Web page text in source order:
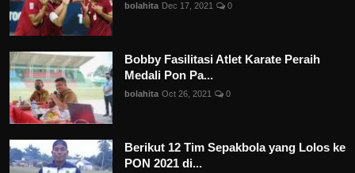
bolahita Dec 17, 2021 0
Bobby Fasilitasi Atlet Karate Peraih
Medali Pon Pa...
bolahita Oct 26, 2021 0
Berikut 12 Tim Sepakbola yang Lolos ke
PON 2021 di...